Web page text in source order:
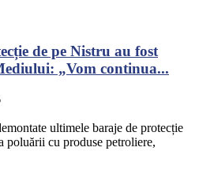
de pe Nistru au fost
„Vom continua...
ultimele baraje de protecție
poluării cu produse petroliere,